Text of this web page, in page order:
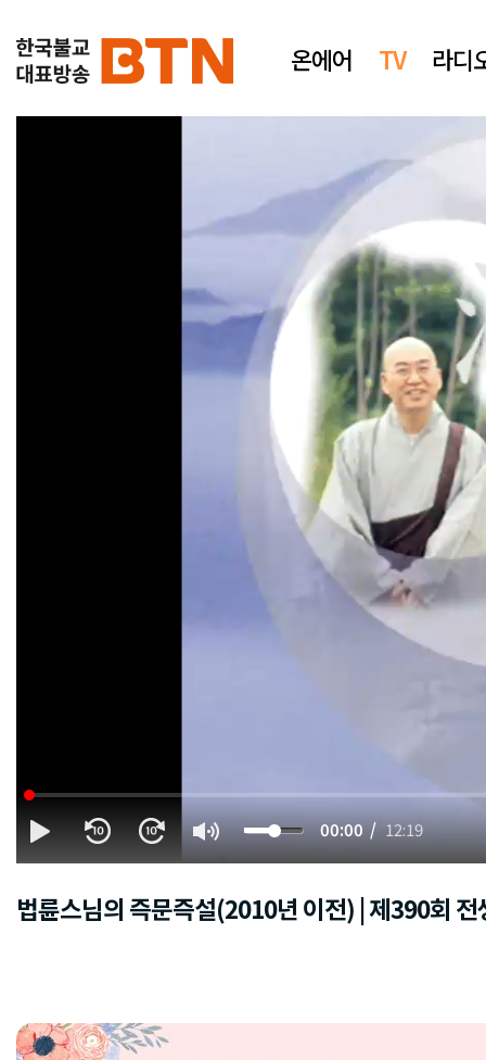
온에어 TV 라디
00:00 12:19
법륜스님의 즉문즉설(2010년 이전) | 제390회 전